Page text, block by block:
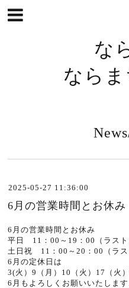
な
なら
2025-05-27 11:36:00
6月の営業時間とお休み
6月の営業時間とお休み
平日 11：00～19：00（ラスト
土日祝 11：00～20：00（ラス
6月の定休日は
3(火）9（月）10（火）17（火
6月もよろしくお願いいたします